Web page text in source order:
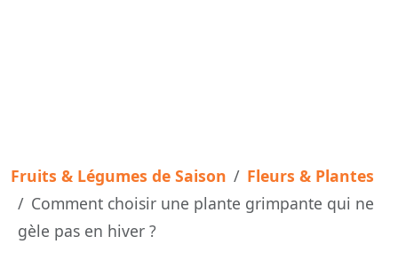
Fruits & Légumes de Saison
Fleurs & Plantes
Comment choisir une plante grimpante qui ne
gèle pas en hiver ?